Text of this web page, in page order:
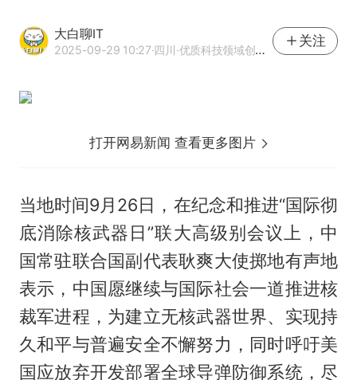
大白聊IT
2025-09-29 10:27·四川·优质科技领域创作者
关注
打开网易新闻 查看更多图片
当地时间9月26日，在纪念和推进“国际彻
底消除核武器日”联大高级别会议上，中
国常驻联合国副代表耿爽大使掷地有声地
表示，中国愿继续与国际社会一道推进核
裁军进程，为建立无核武器世界、实现持
久和平与普遍安全不懈努力，同时呼吁美
国应放弃开发部署全球导弹防御系统，尽